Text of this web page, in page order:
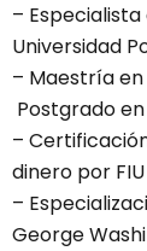
–
Universidad
– Maestría
Postgrado
–
dinero por FIU
–
George